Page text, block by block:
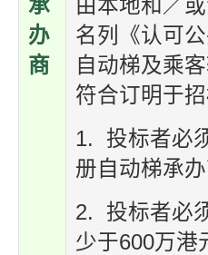
承
办
商
由本地和／
名列《认可
自动梯及乘
符合订明于
1. 投标者必
册自动梯承办
2. 投标者必
少于600万港